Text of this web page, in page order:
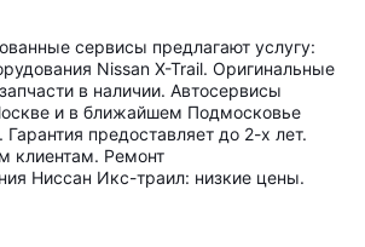
сервисы предлагают услугу:
Nissan X-Trail. Оригинальные
в наличии. Автосервисы
и в ближайшем Подмосковье
предоставляет до 2-х лет.
клиентам. Ремонт
Ниссан Икс-траил: низкие цены.